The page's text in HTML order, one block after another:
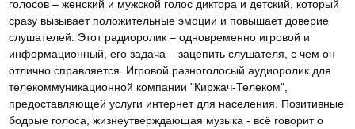
голосов – женский и мужской голос диктора и детский, который
сразу вызывает положительные эмоции и повышает доверие
слушателей. Этот радиоролик – одновременно игровой и
информационный, его задача – зацепить слушателя, с чем он
отлично справляется. Игровой разноголосый аудиоролик для
телекоммуникационной компании "Киржач-Телеком",
предоставляющей услуги интернет для населения. Позитивные
бодрые голоса, жизнеутверждающая музыка - всё говорит о